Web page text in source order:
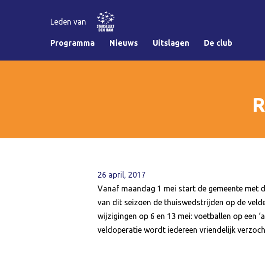
Leden van
Programma Nieuws Uitslagen De club
26 april, 2017
Vanaf maandag 1 mei start de gemeente met
van dit seizoen de thuiswedstrijden op de
wijzigingen op 6 en 13 mei: voetballen op een
veldoperatie wordt iedereen vriendelijk